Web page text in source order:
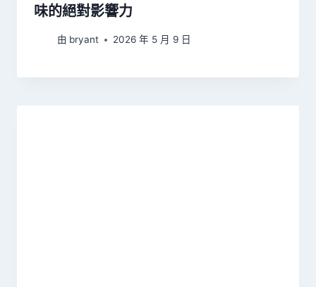
味的絕對影響力
由 bryant 2026 年 5 月 9 日